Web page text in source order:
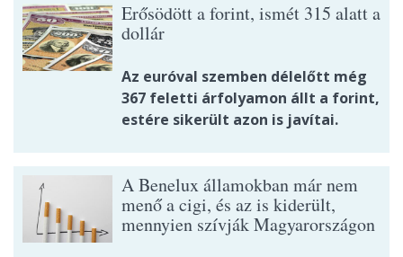
Erősödött a forint, ismét 315 alatt a
dollár
Az euróval szemben délelőtt még
367 feletti árfolyamon állt a forint,
estére sikerült azon is javítai.
A Benelux államokban már nem
menő a cigi, és az is kiderült,
mennyien szívják Magyarországon